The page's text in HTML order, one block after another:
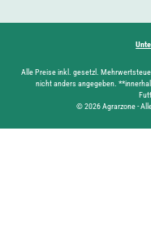
Alle Preise inkl. gesetzl. Mehrwertsteuer
nicht anders angegeben.
© 2026 Agrarzone -